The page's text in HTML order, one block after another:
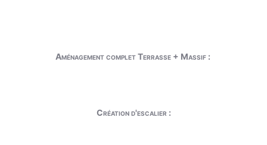
Aménagement complet Terrasse + Massif :
Création d'escalier :